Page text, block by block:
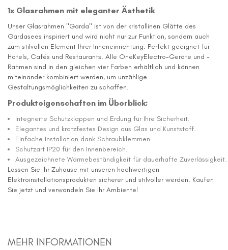
1x Glasrahmen mit eleganter Ästhetik
Unser Glasrahmen "Garda" ist von der kristallinen Glätte des
Gardasees inspiriert und wird nicht nur zur Funktion, sondern auch
zum stilvollen Element Ihrer Inneneinrichtung. Perfekt geeignet für
Hotels, Cafés und Restaurants. Alle OneKeyElectro-Geräte und -
Rahmen sind in den gleichen vier Farben erhältlich und können
miteinander kombiniert werden, um unzählige
Gestaltungsmöglichkeiten zu schaffen.
Produkteigenschaften im Überblick:
Integrierte Schutzklappen und Erdung für Ihre Sicherheit.
Elegantes und kratzfestes Design aus Glas und Kunststoff.
Einfache Installation dank Schraubklemmen.
Schutzart IP20 für den Innenbereich.
Ausgezeichnete Wärmebeständigkeit für dauerhafte Zuverlässigkeit.
Lassen Sie Ihr Zuhause mit unseren hochwertigen
Elektroinstallationsprodukten sicherer und stilvoller werden. Kaufen
Sie jetzt und verwandeln Sie Ihr Ambiente!
MEHR INFORMATIONEN